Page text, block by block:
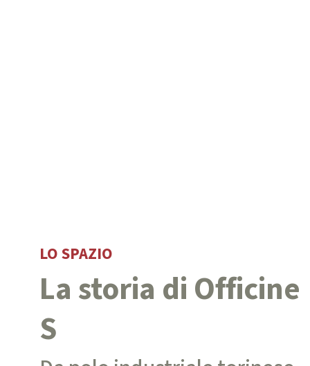
LO SPAZIO
La storia di Officine
S